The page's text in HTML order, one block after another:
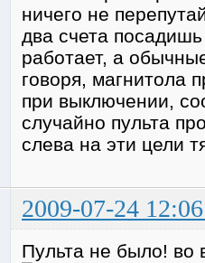
ничего не
два счета
работает, а
говоря, магнитола
при выключении,
случайно пульта
слева на эти цели
2009-07-24
Пульта не было! во